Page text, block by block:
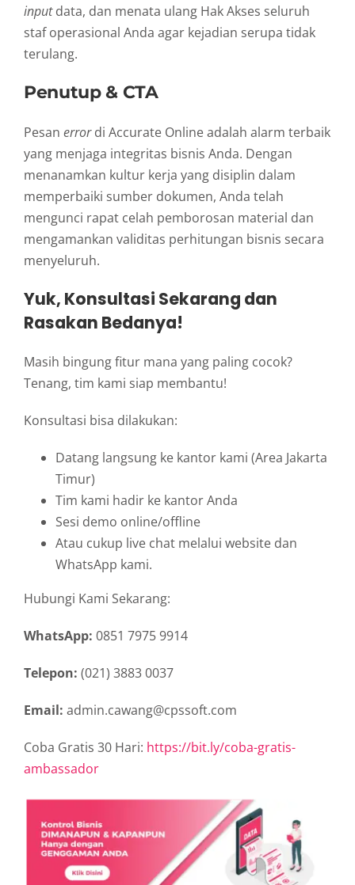
inputdata, dan menata ulang Hak Akses seluruh
staf operasional Anda agar kejadian serupa tidak
terulang.
Penutup & CTA
Pesan errordi Accurate Online adalah alarm terbaik
yang menjaga integritas bisnis Anda. Dengan
menanamkan kultur kerja yang disiplin dalam
memperbaiki sumber dokumen, Anda telah
mengunci rapat celah pemborosan material dan
mengamankan validitas perhitungan bisnis secara
menyeluruh.
Yuk, Konsultasi Sekarang dan
Rasakan Bedanya!
Masih bingung fitur mana yang paling cocok?
Tenang, tim kami siap membantu!
Konsultasi bisa dilakukan:
Datang langsung ke kantor kami (Area Jakarta
Timur)
Tim kami hadir ke kantor Anda
Sesi demo online/offline
Atau cukup live chat melalui website dan
WhatsApp kami.
Hubungi Kami Sekarang:
WhatsApp: 0851 7975 9914
Telepon: (021) 3883 0037
Email: admin.cawang@cpssoft.com
Coba Gratis 30 Hari: https://bit.ly/coba-gratis-
ambassador